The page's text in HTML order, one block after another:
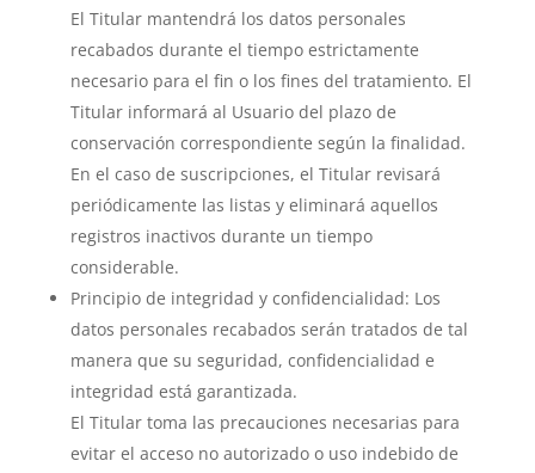
El Titular mantendrá los datos personales
recabados durante el tiempo estrictamente
necesario para el fin o los fines del tratamiento. El
Titular informará al Usuario del plazo de
conservación correspondiente según la finalidad.
En el caso de suscripciones, el Titular revisará
periódicamente las listas y eliminará aquellos
registros inactivos durante un tiempo
considerable.
Principio de integridad y confidencialidad: Los
datos personales recabados serán tratados de tal
manera que su seguridad, confidencialidad e
integridad está garantizada.
El Titular toma las precauciones necesarias para
evitar el acceso no autorizado o uso indebido de